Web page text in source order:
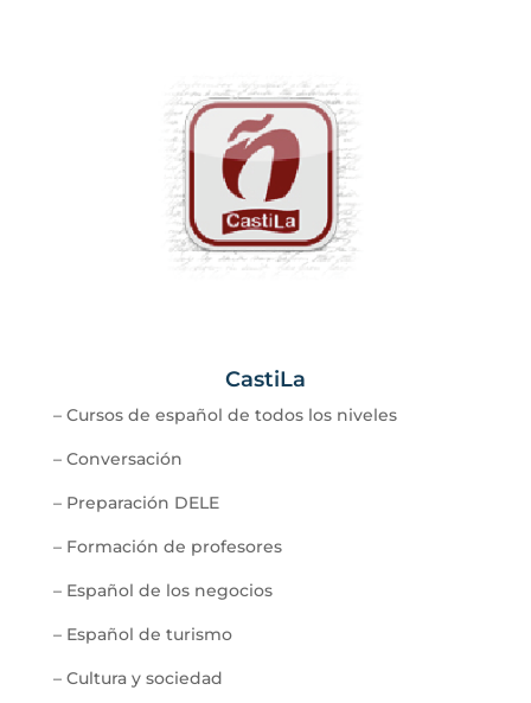
CastiLa
– Cursos de español de todos los niveles
– Conversación
– Preparación DELE
– Formación de profesores
– Español de los negocios
– Español de turismo
– Cultura y sociedad